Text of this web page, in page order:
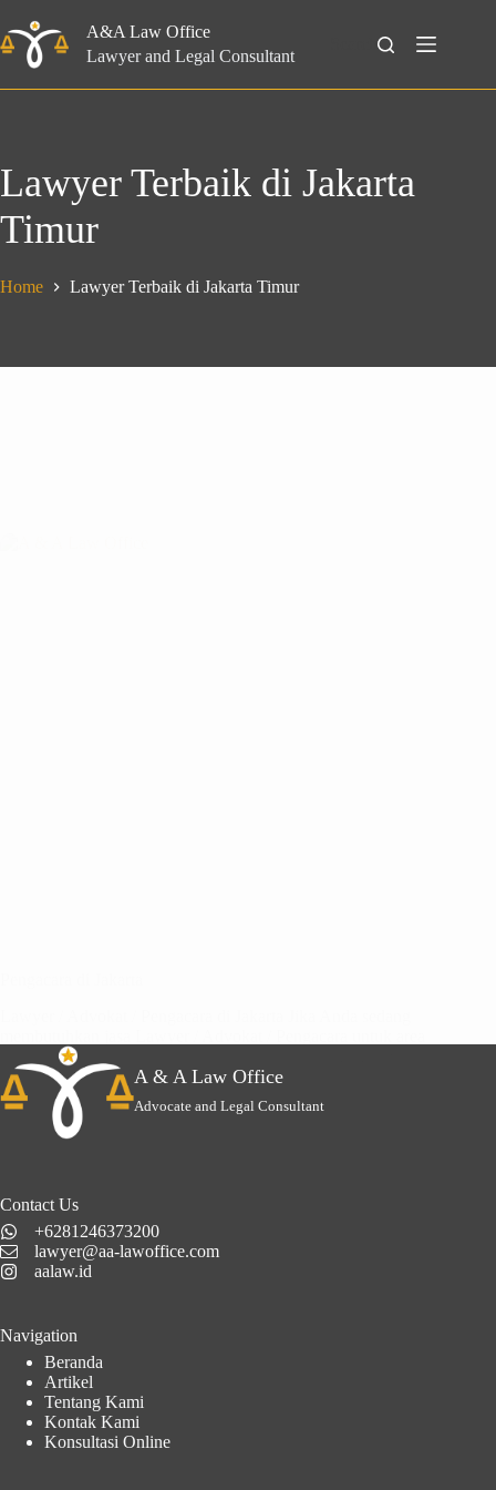
to
content
A&A Law Office
Lawyer and Legal Consultant
Search
Lawyer Terbaik di Jakarta
Timur
Home Lawyer Terbaik di Jakarta Timur
hukum Jakarta. A & A Law Office adalah pilihan terbaik…
A & A Law Office
Advocate and Legal Consultant
Contact Us
+6281246373200
lawyer@aa-lawoffice.com
aalaw.id
Navigation
Beranda
Artikel
Tentang Kami
Kontak Kami
Konsultasi Online